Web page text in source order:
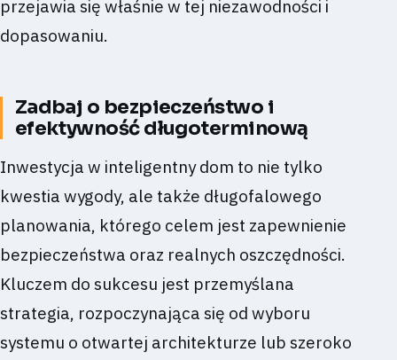
przejawia się właśnie w tej niezawodności i
dopasowaniu.
Zadbaj o bezpieczeństwo i
efektywność długoterminową
Inwestycja w inteligentny dom to nie tylko
kwestia wygody, ale także długofalowego
planowania, którego celem jest zapewnienie
bezpieczeństwa oraz realnych oszczędności.
Kluczem do sukcesu jest przemyślana
strategia, rozpoczynająca się od wyboru
systemu o otwartej architekturze lub szeroko